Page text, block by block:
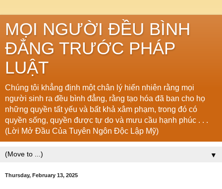
MỌI NGƯỜI ĐỀU BÌNH
ĐẲNG TRƯỚC PHÁP
LUẬT
Chúng tôi khẳng định một chân lý hiển nhiên rằng mọi
người sinh ra đều bình đẳng, rằng tạo hóa đã ban cho họ
những quyền tất yếu và bất khả xâm phạm, trong đó có
quyền sống, quyền được tự do và mưu cầu hạnh phúc . . .
(Lời Mở Đầu Của Tuyên Ngôn Độc Lập Mỹ)
▼
Thursday, February 13, 2025